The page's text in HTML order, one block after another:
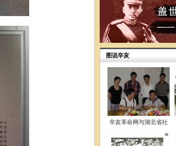
图说辛亥
辛亥革命网与湖北省社